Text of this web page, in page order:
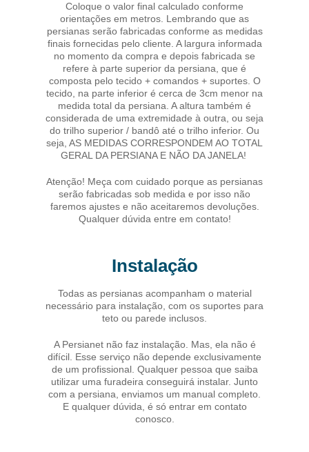
Coloque o valor final calculado conforme
orientações em metros. Lembrando que as
persianas serão fabricadas conforme as medidas
finais fornecidas pelo cliente. A largura informada
no momento da compra e depois fabricada se
refere à parte superior da persiana, que é
composta pelo tecido + comandos + suportes. O
tecido, na parte inferior é cerca de 3cm menor na
medida total da persiana. A altura também é
considerada de uma extremidade à outra, ou seja
do trilho superior / bandô até o trilho inferior. Ou
seja, AS MEDIDAS CORRESPONDEM AO TOTAL
GERAL DA PERSIANA E NÃO DA JANELA!
Atenção! Meça com cuidado porque as persianas
serão fabricadas sob medida e por isso não
faremos ajustes e não aceitaremos devoluções.
Qualquer dúvida entre em contato!
Instalação
Todas as persianas acompanham o material
necessário para instalação, com os suportes para
teto ou parede inclusos.
A Persianet não faz instalação. Mas, ela não é
difícil. Esse serviço não depende exclusivamente
de um profissional. Qualquer pessoa que saiba
utilizar uma furadeira conseguirá instalar. Junto
com a persiana, enviamos um manual completo.
E qualquer dúvida, é só entrar em contato
conosco.